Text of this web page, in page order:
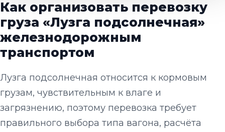
Как организовать перевозку
груза «Лузга подсолнечная»
железнодорожным
транспортом
Лузга подсолнечная относится к кормовым
грузам, чувствительным к влаге и
загрязнению, поэтому перевозка требует
правильного выбора типа вагона, расчёта